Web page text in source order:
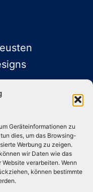
Geräteinformationen zu
dies, um das Browsing-
Werbung zu zeigen.
wir Daten wie das
verarbeiten. Wenn
können bestimmte